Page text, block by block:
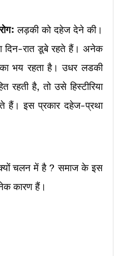
लड़की को दहेज देने की।
दिन-रात डूबे रहते हैं। अनेक
का भय रहता है। उधर लडकी
रहती है, तो उसे हिस्टीरिया
हैं। इस प्रकार दहेज-प्रथा
चलन में है ? समाज के इस
कारण हैं।